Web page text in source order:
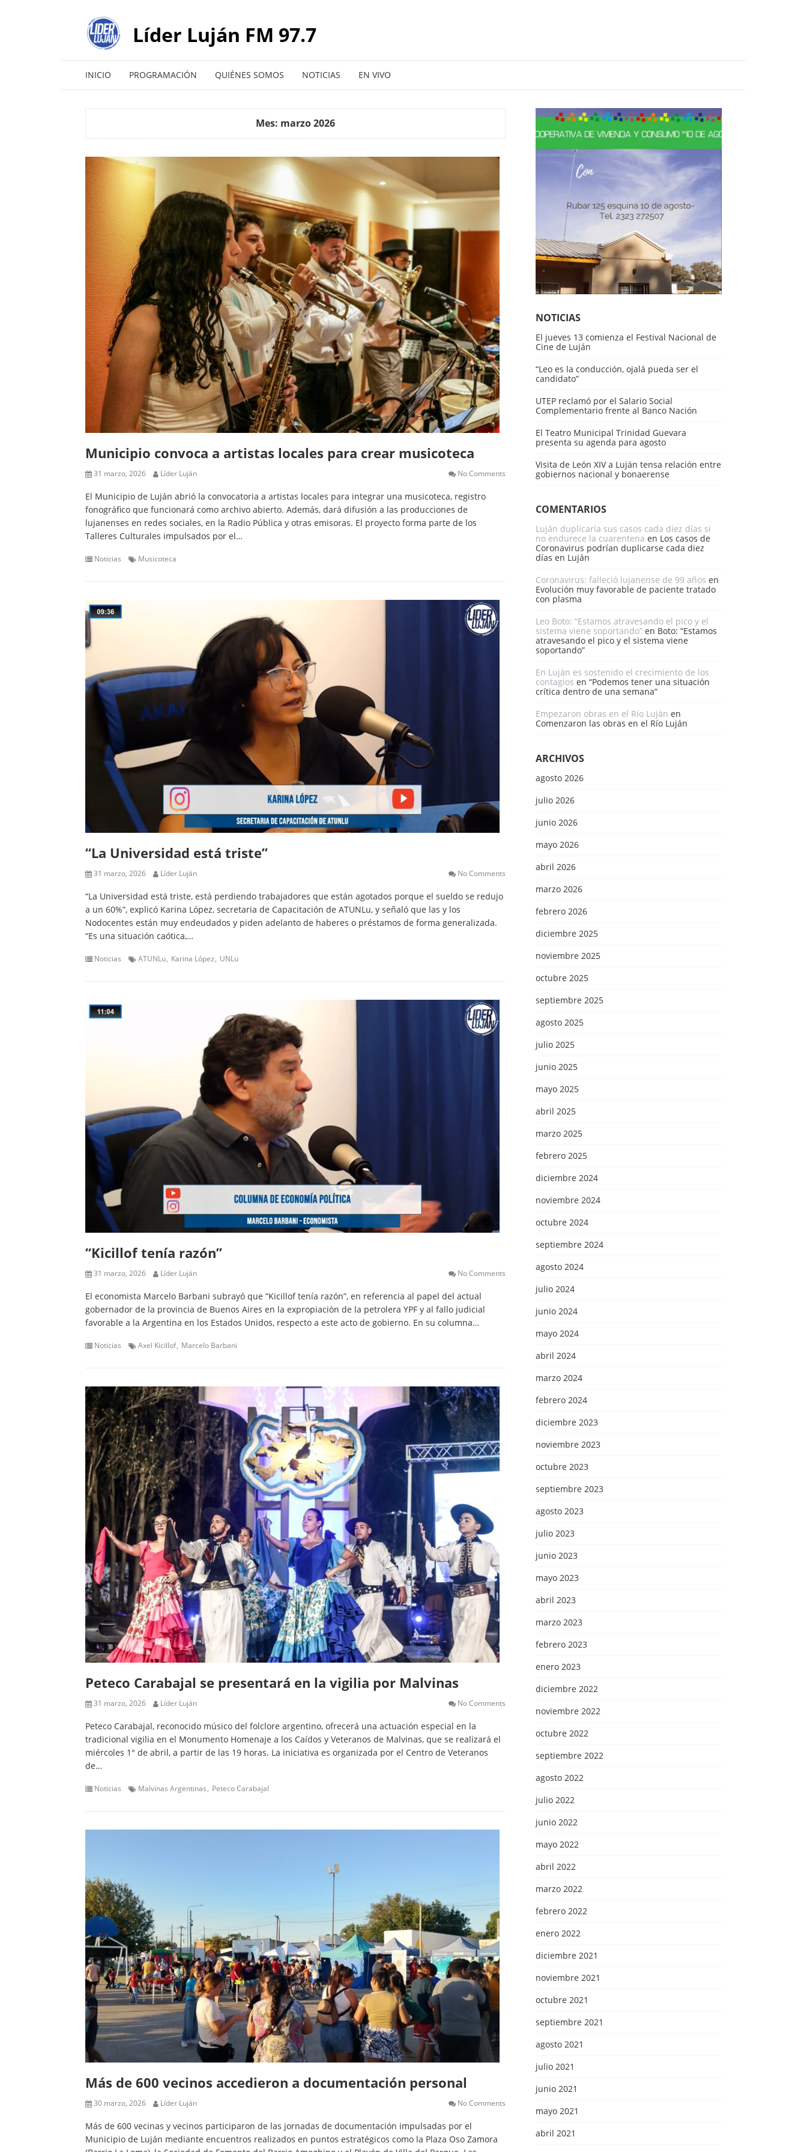
Líder Luján FM 97.7
INICIO PROGRAMACIÓN QUIÉNES SOMOS NOTICIAS EN VIVO
Mes: marzo 2026
Municipio convoca a artistas locales para crear musicoteca
31 marzo, 2026 Líder Luján No Comments
El Municipio de Luján abrió la convocatoria a artistas locales para integrar una musicoteca, registro
fonográfico que funcionará como archivo abierto. Además, dará difusión a las producciones de
lujanenses en redes sociales, en la Radio Pública y otras emisoras. El proyecto forma parte de los
Talleres Culturales impulsados por el…
Noticias Musicoteca
“La Universidad está triste”
31 marzo, 2026 Líder Luján No Comments
“La Universidad está triste, está perdiendo trabajadores que están agotados porque el sueldo se redujo
a un 60%”, explicó Karina López, secretaria de Capacitación de ATUNLu, y señaló que las y los
Nodocentes están muy endeudados y piden adelanto de haberes o préstamos de forma generalizada.
“Es una situación caótica,…
Noticias ATUNLu Karina López UNLu
“Kicillof tenía razón”
31 marzo, 2026 Líder Luján No Comments
El economista Marcelo Barbani subrayó que “Kicillof tenía razón”, en referencia al papel del actual
gobernador de la provincia de Buenos Aires en la expropiación de la petrolera YPF y al fallo judicial
favorable a la Argentina en los Estados Unidos, respecto a este acto de gobierno. En su columna…
Noticias Axel Kicillof Marcelo Barbani
Peteco Carabajal se presentará en la vigilia por Malvinas
31 marzo, 2026 Líder Luján No Comments
Peteco Carabajal, reconocido músico del folclore argentino, ofrecerá una actuación especial en la
tradicional vigilia en el Monumento Homenaje a los Caídos y Veteranos de Malvinas, que se realizará el
miércoles 1° de abril, a partir de las 19 horas. La iniciativa es organizada por el Centro de Veteranos
de…
Noticias Malvinas Argentinas Peteco Carabajal
Más de 600 vecinos accedieron a documentación personal
30 marzo, 2026 Líder Luján No Comments
Más de 600 vecinas y vecinos participaron de las jornadas de documentación impulsadas por el
Municipio de Luján mediante encuentros realizados en puntos estratégicos como la Plaza Oso Zamora
NOTICIAS
El jueves 13 comienza el Festival Nacional de
Cine de Luján
“Leo es la conducción, ojalá pueda ser el
candidato”
UTEP reclamó por el Salario Social
Complementario frente al Banco Nación
El Teatro Municipal Trinidad Guevara
presenta su agenda para agosto
Visita de León XIV a Luján tensa relación entre
gobiernos nacional y bonaerense
COMENTARIOS
Luján duplicaría sus casos cada diez días si
no endurece la cuarentena en Los casos de
Coronavirus podrían duplicarse cada diez
días en Luján
Coronavirus: falleció lujanense de 99 años en
Evolución muy favorable de paciente tratado
con plasma
Leo Boto: “Estamos atravesando el pico y el
sistema viene soportando” en Boto: “Estamos
atravesando el pico y el sistema viene
soportando”
En Luján es sostenido el crecimiento de los
contagios en “Podemos tener una situación
crítica dentro de una semana”
Empezaron obras en el Río Luján en
Comenzaron las obras en el Río Luján
ARCHIVOS
agosto 2026
julio 2026
junio 2026
mayo 2026
abril 2026
marzo 2026
febrero 2026
diciembre 2025
noviembre 2025
octubre 2025
septiembre 2025
agosto 2025
julio 2025
junio 2025
mayo 2025
abril 2025
marzo 2025
febrero 2025
diciembre 2024
noviembre 2024
octubre 2024
septiembre 2024
agosto 2024
julio 2024
junio 2024
mayo 2024
abril 2024
marzo 2024
febrero 2024
diciembre 2023
noviembre 2023
octubre 2023
septiembre 2023
agosto 2023
julio 2023
junio 2023
mayo 2023
abril 2023
marzo 2023
febrero 2023
enero 2023
diciembre 2022
noviembre 2022
octubre 2022
septiembre 2022
agosto 2022
julio 2022
junio 2022
mayo 2022
abril 2022
marzo 2022
febrero 2022
enero 2022
diciembre 2021
noviembre 2021
octubre 2021
septiembre 2021
agosto 2021
julio 2021
junio 2021
mayo 2021
abril 2021